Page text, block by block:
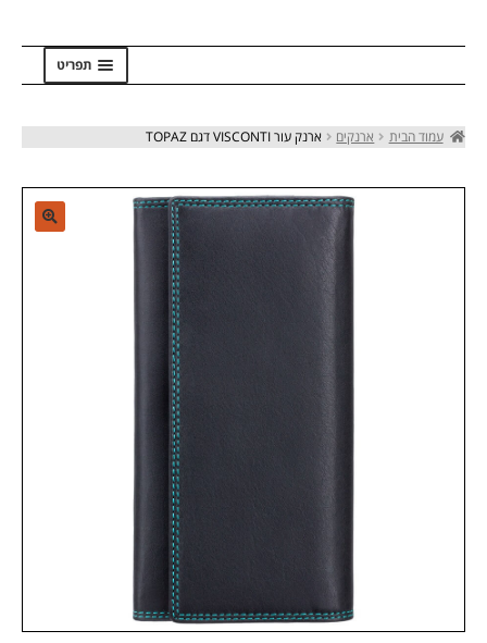
תפריט
Sample Page
האתר יעלה בקרוב
ויגור נסיכויות, קניון מלחה
עמוד הבית ארנקים ארנק עור VISCONTI דגם TOPAZ